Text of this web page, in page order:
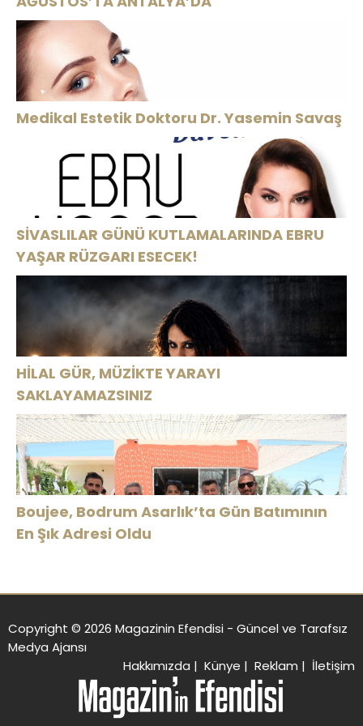
Medikal Estetik Doktoru Dr. Yasemin Savaş
SİVASLILAR GÜNÜ KUTLAMALARINDA EBRU
YAŞAR RÜZGARI ESECEK!
HİLAL GÜR, MÜZİKTE YARAYI
SAKLAYAMAZSINIZ
Boujee, Bodrum Asarlık’ta Gün Batımının
En Şık Adresi Oldu
Copyright © 2026 Magazinin Efendisi - Güncel ve Tarafsız
Medya Ajansı
Hakkımızda | Künye | Reklam | İletişim